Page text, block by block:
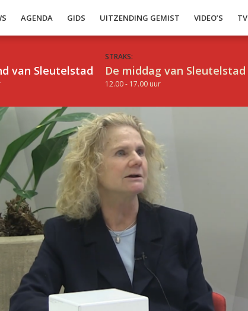
AGENDA GIDS UITZENDING GEMIST VIDEO’S TV
van Sleutelstad
STRAKS:
De middag van Sleutelstad
12.00 - 17.00 uur